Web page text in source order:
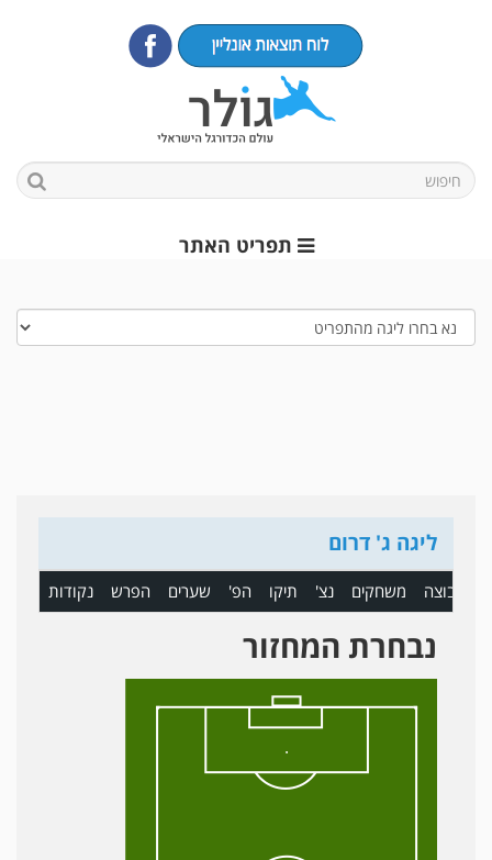
תפריט האתר
ליגה ג' דרום
קבוצה משחקים נצ' תיקו הפ' שערים הפרש נקודות
נבחרת המחזור